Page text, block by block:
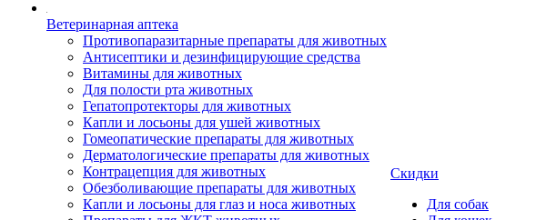
Ветеринарная аптека
Противопаразитарные препараты для животных
Антисептики и дезинфицирующие средства
Витамины для животных
Для полости рта животных
Гепатопротекторы для животных
Капли и лосьоны для ушей животных
Гомеопатические препараты для животных
Дерматологические препараты для животных
Контрацепция для животных
Обезболивающие препараты для животных
Капли и лосьоны для глаз и носа животных
Скидки
Для собак